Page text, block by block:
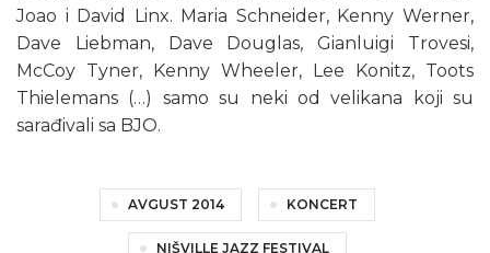
Joao i David Linx. Maria Schneider, Kenny Werner,
Dave Liebman, Dave Douglas, Gianluigi Trovesi,
McCoy Tyner, Kenny Wheeler, Lee Konitz, Toots
Thielemans (…) samo su neki od velikana koji su
sarađivali sa BJO.
AVGUST 2014 KONCERT
NIŠVILLE JAZZ FESTIVAL